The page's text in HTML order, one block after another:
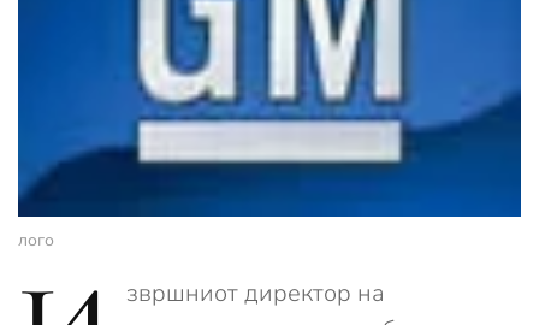
лого
звршниот директор на